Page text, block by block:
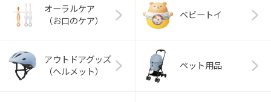
オーラルケア
（お口のケア）
ベビートイ
アウトドアグッズ
（ヘルメット）
ペット用品